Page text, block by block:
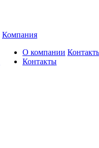
Компания
О компании
Контакты